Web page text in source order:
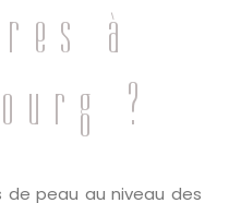
à
?
de peau au niveau des